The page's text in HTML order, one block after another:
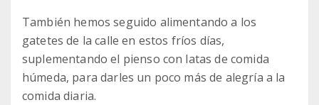
También hemos seguido alimentando a los
gatetes de la calle en estos fríos días,
suplementando el pienso con latas de comida
húmeda, para darles un poco más de alegría a la
comida diaria.